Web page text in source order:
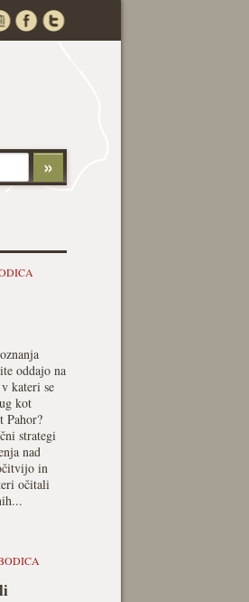
oddajo na
kateri se
kot
Pahor?
strategi
nad
in
očitali